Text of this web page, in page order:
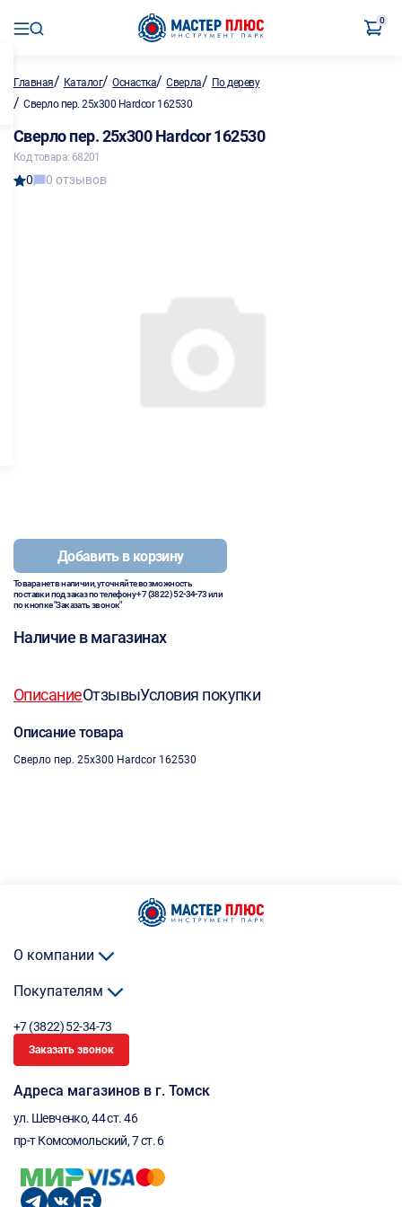
0
Главная/ Каталог/Оснастка/Сверла/ По дереву
/ Сверло пер. 25х300 Hardcor 162530
Сверло пер. 25х300 Hardcor 162530
Код товара: 68201
0 0 отзывов
Добавить в корзину
Товара нет в наличии, уточняйте возможность
поставки под заказ по телефону+7 (3822) 52-34-73или
по кнопке "Заказать звонок"
Наличие в магазинах
ОписаниеОтзывыУсловия покупки
Описание товара
Сверло пер. 25х300 Hardcor 162530
О компании
Покупателям
+7 (3822) 52-34-73
Заказать звонок
Адреса магазинов в г. Томск
ул. Шевченко, 44 ст. 46
пр-т Комсомольский, 7 ст. 6